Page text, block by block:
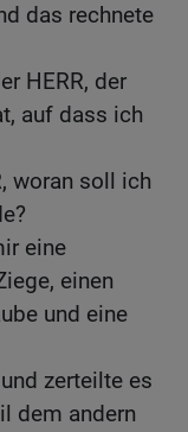
das rechnete
HERR, der
auf dass ich
woran soll ich
eine
einen
und eine
zerteilte es
dem andern